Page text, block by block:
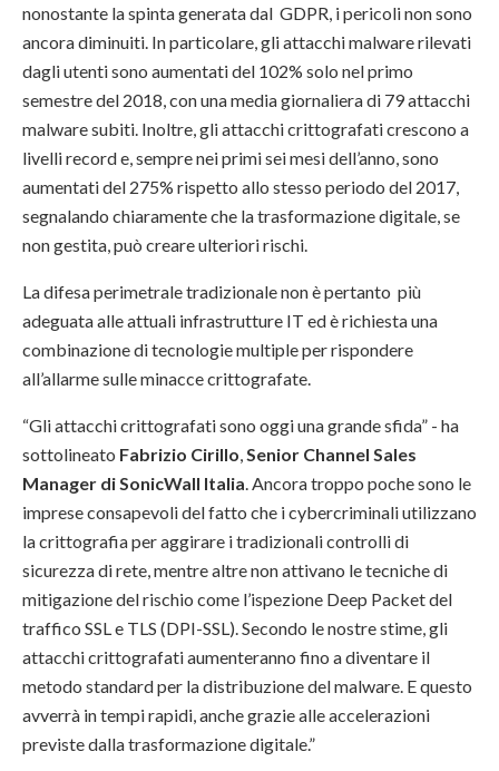
nonostante la spinta generata dal GDPR, i pericoli non sono
ancora diminuiti. In particolare, gli attacchi malware rilevati
dagli utenti sono aumentati del 102% solo nel primo
semestre del 2018, con una media giornaliera di 79 attacchi
malware subiti. Inoltre, gli attacchi crittografati crescono a
livelli record e, sempre nei primi sei mesi dell’anno, sono
aumentati del 275% rispetto allo stesso periodo del 2017,
segnalando chiaramente che la trasformazione digitale, se
non gestita, può creare ulteriori rischi.
La difesa perimetrale tradizionale non è pertanto più
adeguata alle attuali infrastrutture IT ed è richiesta una
combinazione di tecnologie multiple per rispondere
all’allarme sulle minacce crittografate.
“Gli attacchi crittografati sono oggi una grande sfida” - ha
sottolineato Fabrizio Cirillo Senior Channel Sales
Manager di SonicWall Italia . Ancora troppo poche sono le
imprese consapevoli del fatto che i cybercriminali utilizzano
la crittografia per aggirare i tradizionali controlli di
sicurezza di rete, mentre altre non attivano le tecniche di
mitigazione del rischio come l’ispezione Deep Packet del
traffico SSL e TLS (DPI-SSL). Secondo le nostre stime, gli
attacchi crittografati aumenteranno fino a diventare il
metodo standard per la distribuzione del malware. E questo
avverrà in tempi rapidi, anche grazie alle accelerazioni
previste dalla trasformazione digitale.”